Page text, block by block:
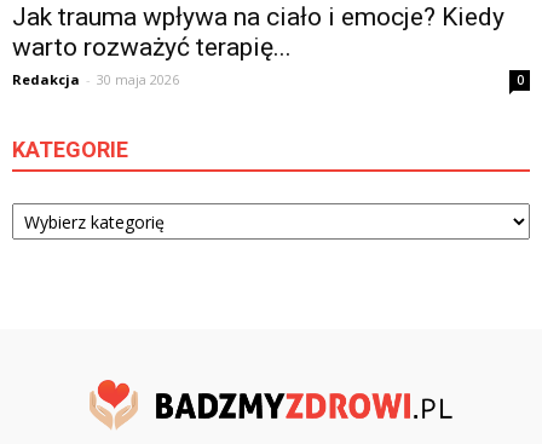
Jak trauma wpływa na ciało i emocje? Kiedy
warto rozważyć terapię...
Redakcja - 30 maja 2026 0
KATEGORIE
Kategorie